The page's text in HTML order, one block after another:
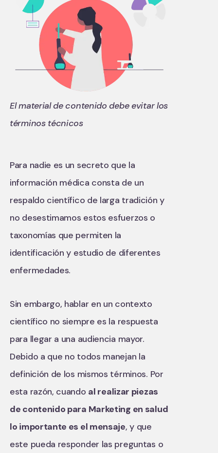
El material de contenido debe evitar los
términos técnicos
Para nadie es un secreto que la
información médica consta de un
respaldo científico de larga tradición y
no desestimamos estos esfuerzos o
taxonomías que permiten la
identificación y estudio de diferentes
enfermedades.
Sin embargo, hablar en un contexto
científico no siempre es la respuesta
para llegar a una audiencia mayor.
Debido a que no todos manejan la
definición de los mismos términos. Por
esta razón, cuando al realizar piezas
de contenido para Marketing en salud
lo importante es el mensaje, y que
este pueda responder las preguntas o